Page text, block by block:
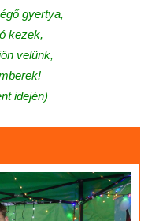
gyertya,
kezek,
velünk,
idején)